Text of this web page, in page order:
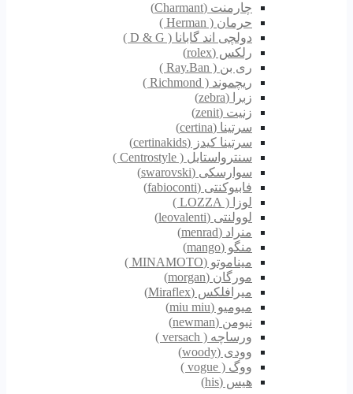
چارمنت (Charmant)
حرمان ( Herman )
دولچی اند گابانا ( D & G )
رلکس (rolex)
ری بن ( Ray.Ban )
ریچموند ( Richmond )
زبرا (zebra)
زنیت (zenit)
سرتینا (certina)
سرتینا کیدز (certinakids)
سنترواستایل ( Centrostyle )
سوارسکی (swarovski)
فابیوکنتی (fabioconti)
لوزا ( LOZZA )
لوولنتی (leovalenti)
منراد (menrad)
منگو (mango)
میناموتو (MINAMOTO )
مورگان (morgan)
میرافلکس (Miraflex)
میومیو (miu miu)
نیومن (newman)
ورساچه ( versach )
وودی (woody)
ووگ ( vogue )
هیس (his)